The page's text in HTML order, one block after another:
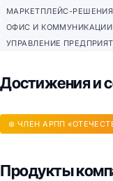
МАРКЕТПЛЕЙС-РЕШЕНИЯ
ОФИС И КОММУНИКАЦИИ
УПРАВЛЕНИЕ
Достижения и
⊛ ЧЛЕН АРПП
Продукты